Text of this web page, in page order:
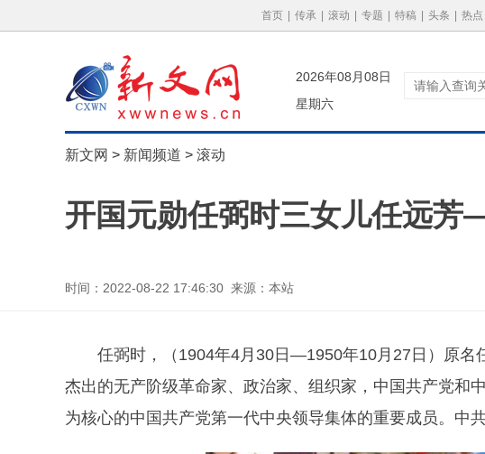
首页 传承 滚动 专题 特稿 头条 热点
2026年08月08日
星期六
新文网 > 新闻频道 > 滚动
开国元勋任弼时三女儿任远
时间：2022-08-22 17:46:30 来源：本站
任弼时，（1904年4月30日—1950年10月27日）原名
杰出的无产阶级革命家、政治家、组织家，中国共产党和
为核心的中国共产党第一代中央领导集体的重要成员。中